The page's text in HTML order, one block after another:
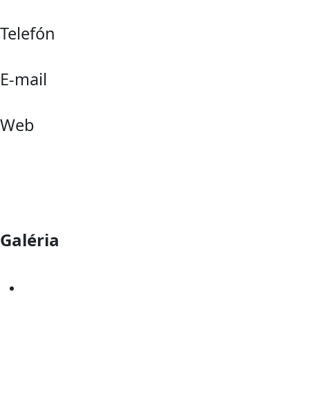
Telefón
E-mail
Web
Galéria